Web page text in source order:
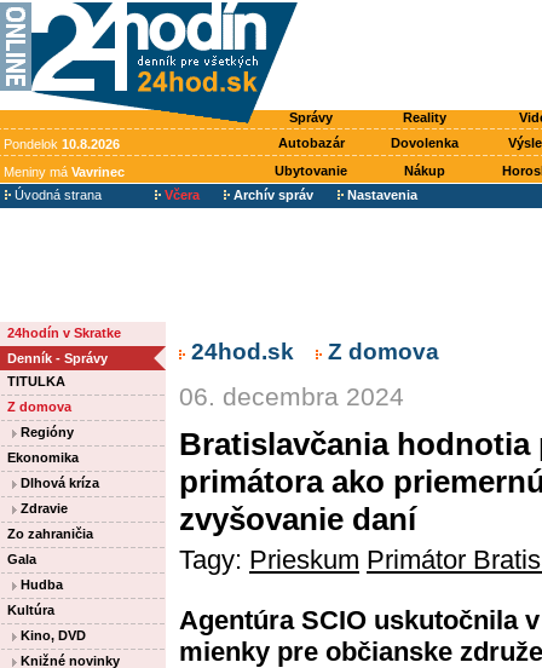
Správy Reality
Pondelok 10.8.2026 Autobazár Dovolenka
Meniny má Vavrinec Ubytovanie Nákup
Úvodná strana
Včera Archív správ Nastavenia
24hodín v Skratke
Denník - Správy
TITULKA
Z domova
Regióny
Ekonomika
Dlhová kríza
Zdravie
Zo zahraničia
Gala
Hudba
Kultúra
Kino, DVD
Knižné novinky
24hod.sk Z domova
06. decembra 2024
Bratislavčania hodnotia
primátora ako
zvyšovanie daní
Tagy: Prieskum Primátor
Agentúra SCIO uskutočnila
mienky pre občianske